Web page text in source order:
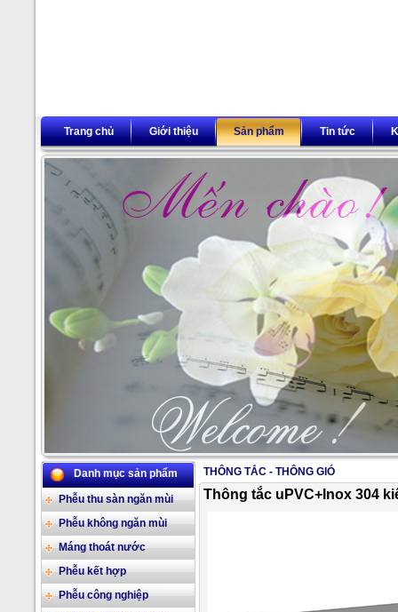
Trang chủ Giới thiệu Sản phẩm Tin tức
2/17
Danh mục sản phẩm
Phễu thu sàn ngăn mùi
Phễu không ngăn mùi
Máng thoát nước
Phễu kết hợp
Phễu công nghiệp
THÔNG TẮC - THÔNG GIÓ
Thông tắc uPVC+Inox 304